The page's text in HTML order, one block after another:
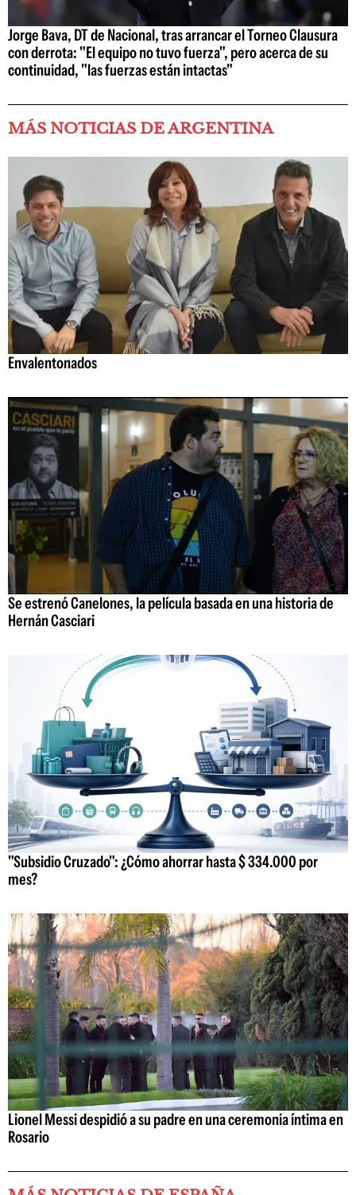
Jorge Bava, DT de Nacional, tras arrancar el Torneo Clausura
con derrota: "El equipo no tuvo fuerza", pero acerca de su
continuidad, "las fuerzas están intactas"
MÁS NOTICIAS DE ARGENTINA
Envalentonados
Se estrenó Canelones, la película basada en una historia de
Hernán Casciari
"Subsidio Cruzado": ¿Cómo ahorrar hasta $ 334.000 por
mes?
Lionel Messi despidió a su padre en una ceremonia íntima en
Rosario